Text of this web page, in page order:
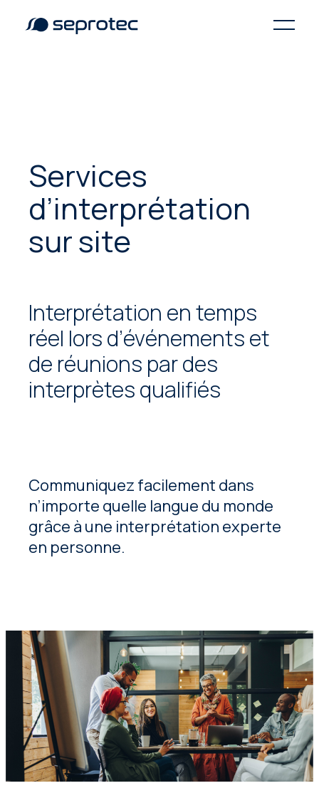
Services
d’interprétation
sur site
Interprétation en temps
réel lors d’événements et
de réunions par des
interprètes qualifiés
Communiquez facilement dans
n’importe quelle langue du monde
grâce à une interprétation experte
en personne.